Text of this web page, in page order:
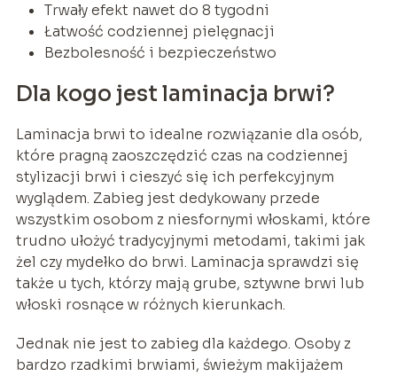
Trwały efekt nawet do 8 tygodni
Łatwość codziennej pielęgnacji
Bezbolesność i bezpieczeństwo
Dla kogo jest laminacja brwi?
Laminacja brwi to idealne rozwiązanie dla osób,
które pragną zaoszczędzić czas na codziennej
stylizacji brwi i cieszyć się ich perfekcyjnym
wyglądem. Zabieg jest dedykowany przede
wszystkim osobom z niesfornymi włoskami, które
trudno ułożyć tradycyjnymi metodami, takimi jak
żel czy mydełko do brwi. Laminacja sprawdzi się
także u tych, którzy mają grube, sztywne brwi lub
włoski rosnące w różnych kierunkach.
Jednak nie jest to zabieg dla każdego. Osoby z
bardzo rzadkimi brwiami, świeżym makijażem